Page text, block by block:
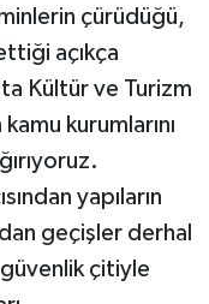
çürüdüğü,
açıkça
Kültür ve Turizm
kurumlarını
yapıların
geçişler derhal
çitiyle